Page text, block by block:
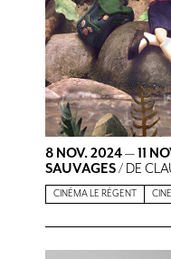
8 NOV. 2024—11
SAUVAGES/ DE
CINÉMA LE RÉGENT